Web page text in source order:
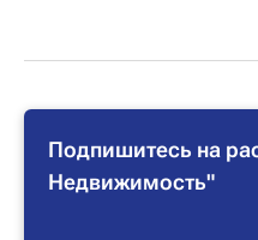
Подпишитесь на
Недвижимость"